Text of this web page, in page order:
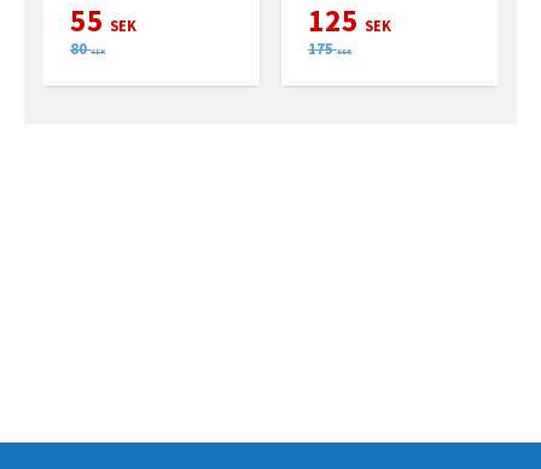
55 SEK
80 SEK
125 SEK
175 SEK